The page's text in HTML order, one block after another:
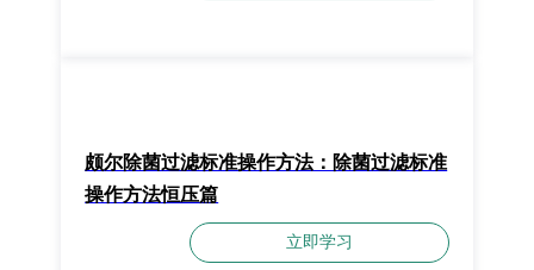
颇尔除菌过滤标准操作方法：除菌过滤标准
操作方法恒压篇
立即学习